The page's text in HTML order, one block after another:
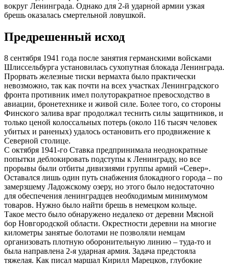
вокруг Ленинграда. Однако для 2-й ударной армии узкая
брешь оказалась смертельной ловушкой.
Предрешенный исход
8 сентября 1941 года после занятия германскими войсками
Шлиссельбурга установилась сухопутная блокада Ленинграда.
Прорвать железные тиски вермахта было практически
невозможно, так как почти на всех участках Ленинградского
фронта противник имел полуторакратное превосходство в
авиации, бронетехнике и живой силе. Более того, со стороны
Финского залива враг продолжал теснить силы защитников, и
только ценой колоссальных потерь (около 116 тысяч человек
убитых и раненых) удалось остановить его продвижение к
Северной столице.
С октября 1941-го Ставка предпринимала неоднократные
попытки деблокировать подступы к Ленинграду, но все
прорывы были отбиты дивизиями группы армий «Север».
Оставался лишь один путь снабжения блокадного города – по
замерзшему Ладожскому озеру, но этого было недостаточно
для обеспечения ленинградцев необходимым минимумом
товаров. Нужно было найти брешь в немецком кольце.
Такое место было обнаружено недалеко от деревни Мясной
бор Новгородской области. Окрестности деревни на многие
километры занятые болотами не позволяли немцам
организовать плотную оборонительную линию – туда-то и
была направлена 2-я ударная армия. Задача предстояла
тяжелая. Как писал маршал Кирилл Марецков, глубокие